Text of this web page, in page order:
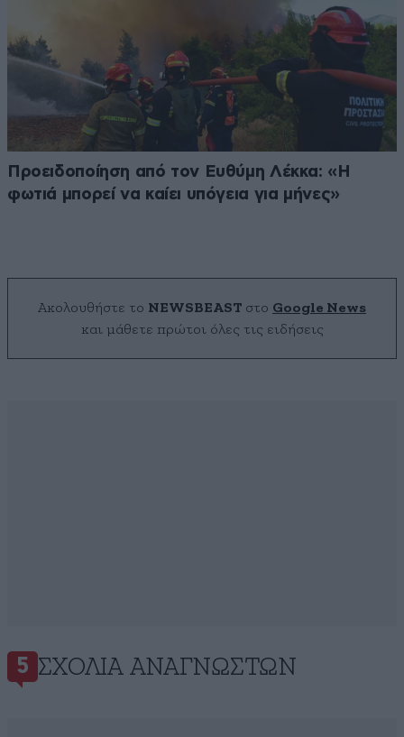
Προειδοποίηση από τον Ευθύμη Λέκκα: «Η
φωτιά μπορεί να καίει υπόγεια για μήνες»
Ακολουθήστε το NEWSBEAST στο Google News
και μάθετε πρώτοι όλες τις ειδήσεις
5 ΣΧΌΛΙΑ ΑΝΑΓΝΩΣΤΏΝ